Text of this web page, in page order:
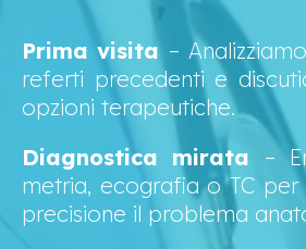
Prima visita –
referti precedenti e
opzioni terapeutiche.
Diagnostica mirata –
metria, ecografia o TC
precisione il problema